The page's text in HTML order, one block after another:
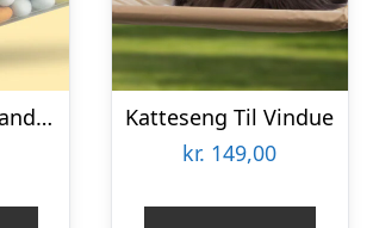
Anthon Berg Mandelæg Bland-selv-slik 2 kg
Katteseng Til Vindue
kr. 149,00